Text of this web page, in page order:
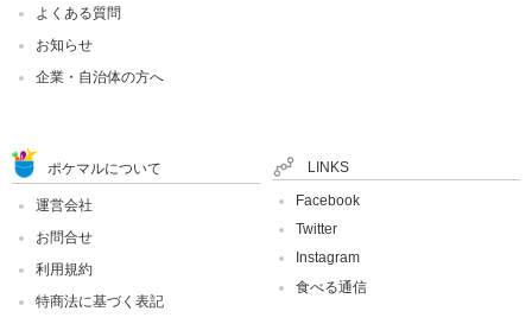
よくある質問
お知らせ
企業・自治体の方へ
ポケマルについて
運営会社
お問合せ
利用規約
特商法に基づく表記
LINKS
Facebook
Twitter
Instagram
食べる通信